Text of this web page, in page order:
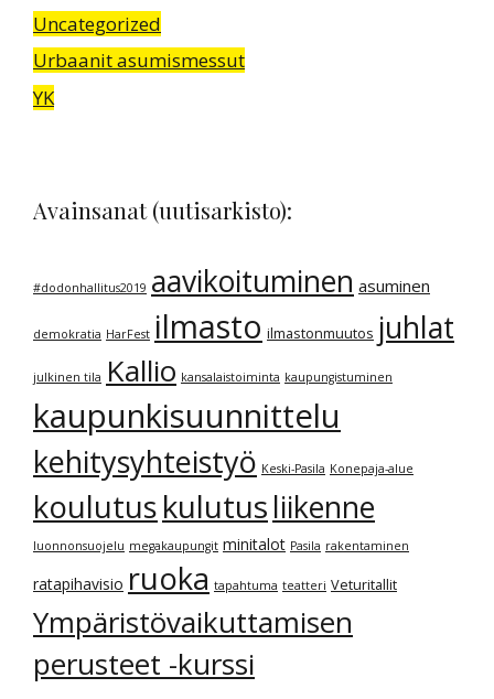
Uncategorized
Urbaanit asumismessut
YK
Avainsanat (uutisarkisto):
#dodonhallitus2019 aavikoituminen asuminen
demokratia HarFest ilmasto ilmastonmuutos juhlat
julkinen tila Kallio kansalaistoiminta kaupungistuminen
kaupunkisuunnittelu
kehitysyhteistyö Keski-Pasila Konepaja-alue
koulutuskulutusliikenne
luonnonsuojelu megakaupungit minitalot Pasila rakentaminen
ratapihavisio ruoka tapahtuma teatteri Veturitallit
Ympäristövaikuttamisen
perusteet -kurssi